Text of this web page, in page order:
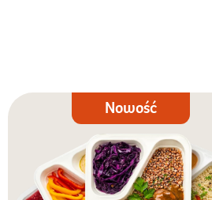
Dieta
Nowość